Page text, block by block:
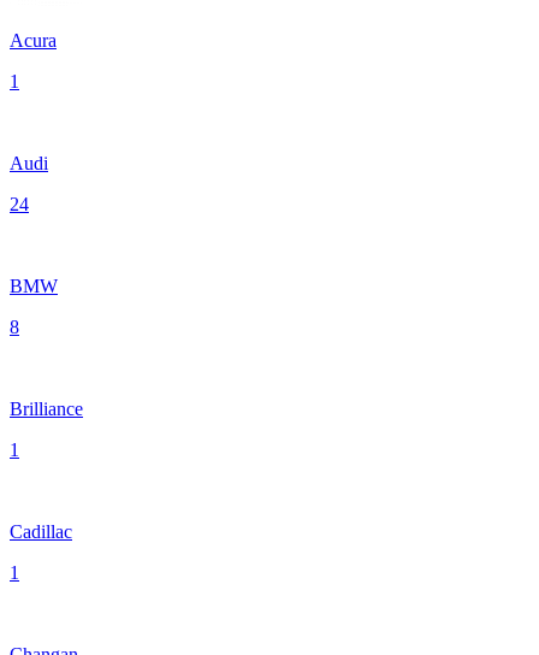
Acura
1
Audi
24
BMW
8
Brilliance
1
Cadillac
1